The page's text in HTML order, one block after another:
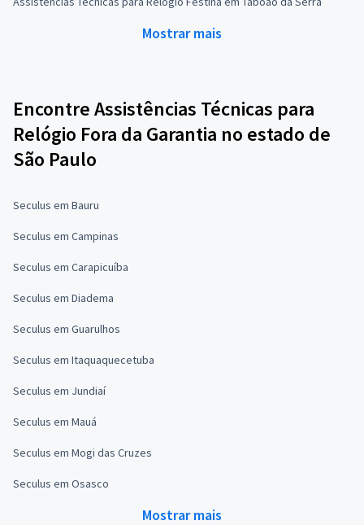
Mostrar mais
Encontre Assistências Técnicas para
Relógio Fora da Garantia no estado de
São Paulo
Seculus em Bauru
Seculus em Campinas
Seculus em Carapicuíba
Seculus em Diadema
Seculus em Guarulhos
Seculus em Itaquaquecetuba
Seculus em Jundiaí
Seculus em Mauá
Seculus em Mogi das Cruzes
Seculus em Osasco
Mostrar mais